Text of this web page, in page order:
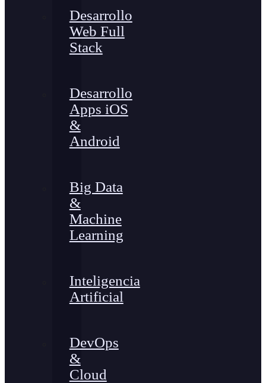
Desarrollo
Web Full
Stack
Desarrollo
Apps iOS
&
Android
Big Data
&
Machine
Learning
Inteligencia
Artificial
DevOps
&
Cloud